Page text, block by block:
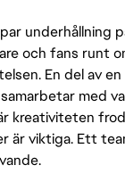
underhållning
och fans runt
En del av
med
kreativiteten
är viktiga. Ett